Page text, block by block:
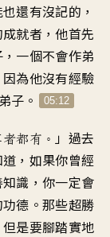
還有沒記的 ，
就者 ，他首先
， 一個不會作弟
因為他沒有經驗
子 。 05:12
者都有 。 」 過去
， 如果你曾經
識 ，你一定會
德 。那些超勝
但是要腳踏實地